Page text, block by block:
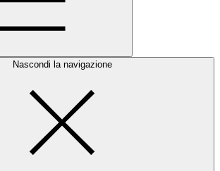
Nascondi la navigazione